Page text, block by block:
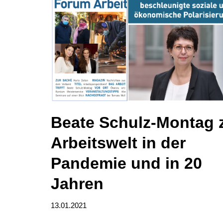
Beate Schulz-Montag
Arbeitswelt in der
Pandemie und in 20
Jahren
13.01.2021